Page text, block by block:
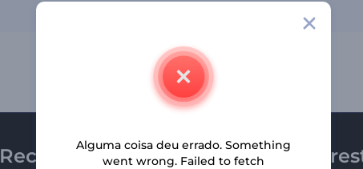
Receba a newsletter da
Alguma coisa deu errado. Something
went wrong. Failed to fetch